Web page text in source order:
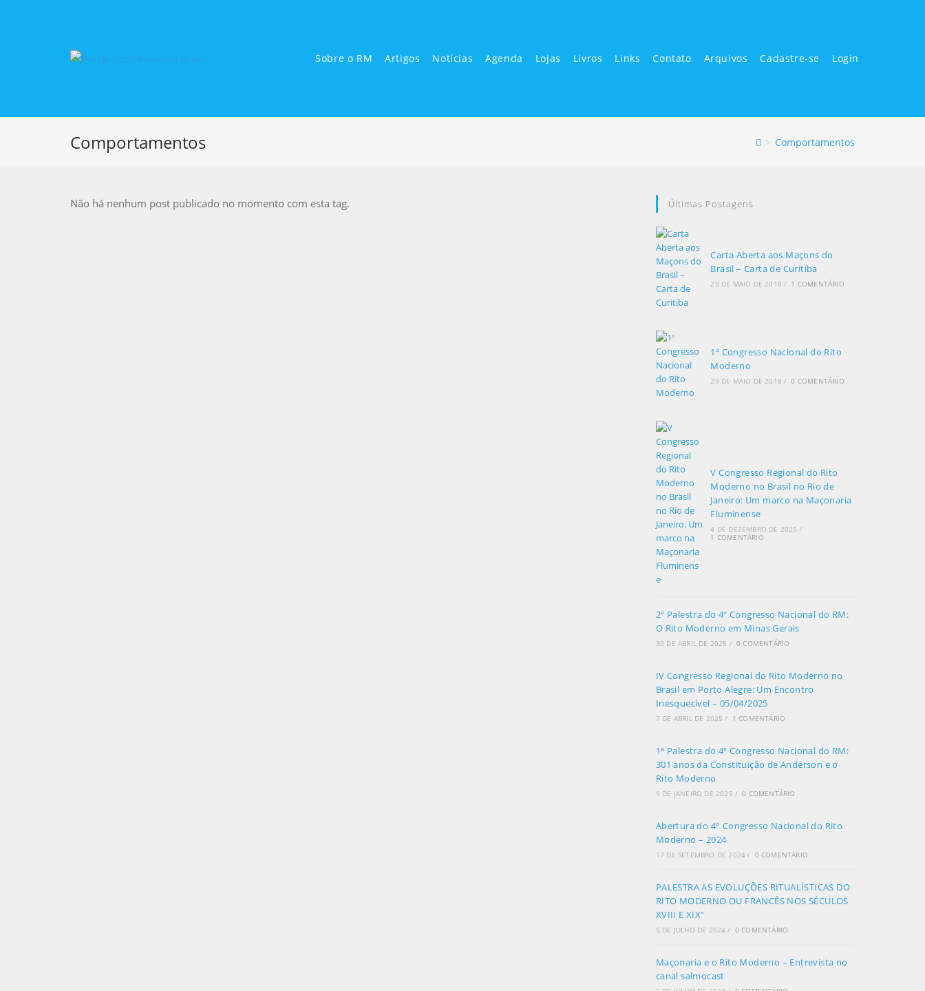
Sobre o RM Artigos Notícias Agenda Lojas Livros Links Contato Arquivos Cadastre-se Login
Comportamentos > Comportamentos
Não há nenhum post publicado no momento com esta tag. Últimas Postagens
Carta Aberta aos Maçons do
Brasil – Carta de Curitiba
29 DE MAIO DE 2018 / 1 COMENTÁRIO
1º Congresso Nacional do Rito
Moderno
29 DE MAIO DE 2018 / 0 COMENTÁRIO
V Congresso Regional do Rito
Moderno no Brasil no Rio de
Janeiro: Um marco na Maçonaria
Fluminense
4 DE DEZEMBRO DE 2025 /
1 COMENTÁRIO
2ª Palestra do 4º Congresso Nacional do RM:
O Rito Moderno em Minas Gerais
30 DE ABRIL DE 2025 / 0 COMENTÁRIO
IV Congresso Regional do Rito Moderno no
Brasil em Porto Alegre: Um Encontro
Inesquecível – 05/04/2025
7 DE ABRIL DE 2025 / 1 COMENTÁRIO
1ª Palestra do 4º Congresso Nacional do RM:
301 anos da Constituição de Anderson e o
Rito Moderno
9 DE JANEIRO DE 2025 / 0 COMENTÁRIO
Abertura do 4° Congresso Nacional do Rito
Moderno – 2024
17 DE SETEMBRO DE 2024 / 0 COMENTÁRIO
PALESTRA AS EVOLUÇÕES RITUALÍSTICAS DO
RITO MODERNO OU FRANCÊS NOS SÉCULOS
XVIII E XIX”
5 DE JULHO DE 2024 / 0 COMENTÁRIO
Maçonaria e o Rito Moderno – Entrevista no
canal salmocast